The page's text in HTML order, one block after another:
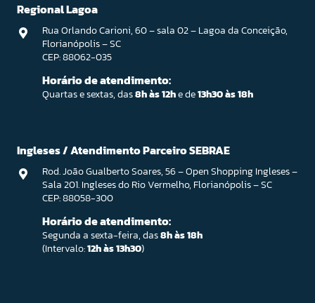
Regional Lagoa
Rua Orlando Carioni, 60 – sala 02 – Lagoa da Conceição,
Florianópolis – SC
CEP: 88062-035
Horário de atendimento:
Quartas e sextas, das8h às 12he de13h30 às 18h
Ingleses / Atendimento Parceiro SEBRAE
Rod. João Gualberto Soares, 56 – Open Shopping Ingleses –
Sala 201. Ingleses do Rio Vermelho, Florianópolis – SC
CEP: 88058-300
Horário de atendimento:
Segunda a sexta-feira, das8h às 18h
(Intervalo:12h às 13h30)